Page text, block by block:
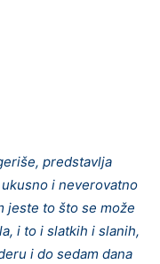
predstavlja
ukusno i neverovatno
jeste to što se može
i to i slatkih i slanih,
i do sedam dana